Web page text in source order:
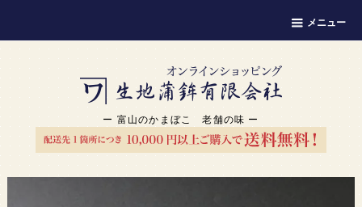
メニュー
ー 富山のかまぼこ 老舗の味 ー